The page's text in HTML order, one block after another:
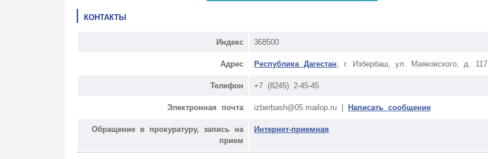
КОНТАКТЫ
Индекс 368500
Адрес Республика Дагестан , г. Избербаш, ул. Маяковского, д. 117
Телефон +7 (8245) 2-45-45
Электронная почта izberbash@05.mailop.ru | Написать сообщение
Обращение в прокуратуру, запись на
прием
Интернет-приемная